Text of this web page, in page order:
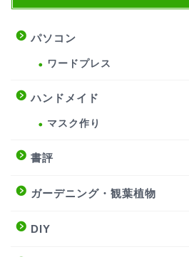
パソコン
ワードプレス
ハンドメイド
マスク作り
書評
ガーデニング・観葉植物
DIY